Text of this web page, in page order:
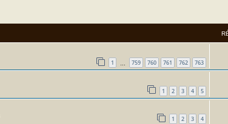
1 759 760 761 762 763
1 2 3 4 5
1 2 3 4